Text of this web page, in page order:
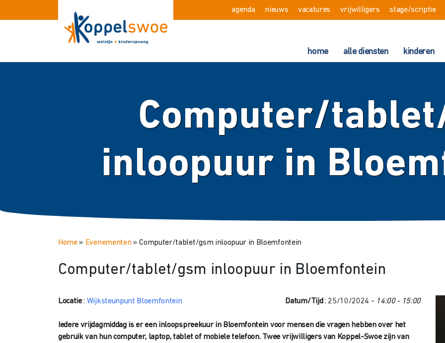
agenda nieuws vacatures vrijwilligers stage/scriptie
home alle diensten kinderen
Computer/
inloopuur in
Home» Evenementen»Computer/tablet/gsm inloopuur in Bloemfontein
Computer/tablet/gsm inloopuur in Bloemfontein
Locatie: Wijksteunpunt Bloemfontein Datum/Tijd : 25/10/2024 - 14:00 - 15:00
Iedere vrijdagmiddag is er een inloopspreekuur in Bloemfontein voor mensen die vragen hebben over het
gebruik van hun computer, laptop, tablet of mobiele telefoon. Twee vrijwilligers van Koppel-Swoe zijn van